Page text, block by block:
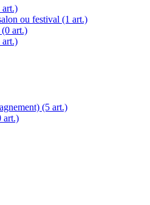
art.)
ou festival (1 art.)
art.)
art.)
(5 art.)
art.)